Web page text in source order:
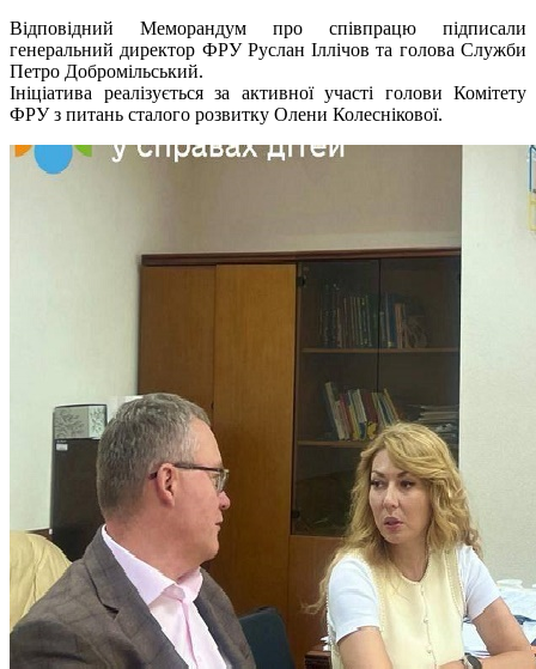
Відповідний Меморандум про співпрацю підписали
генеральний директор ФРУ Руслан Іллічов та голова Служби
Петро Добромільський.
Ініціатива реалізується за активної участі голови Комітету
ФРУ з питань сталого розвитку Олени Колеснікової.